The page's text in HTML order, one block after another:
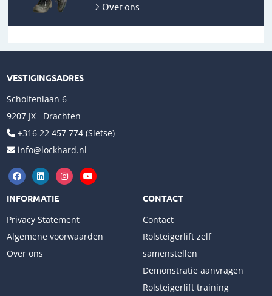
Over ons
VESTIGINGSADRES
Scholtenlaan 6
9207 JX Drachten
+316 22 457 774 (Sietse)
info@lockhard.nl
INFORMATIE
Privacy Statement
Algemene voorwaarden
Over ons
CONTACT
Contact
Rolsteigerlift zelf
samenstellen
Demonstratie aanvragen
Rolsteigerlift training